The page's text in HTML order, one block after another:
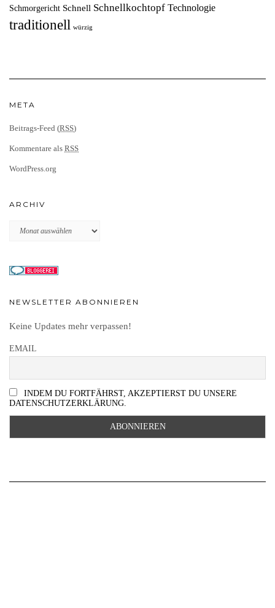
Schmorgericht Schnell Schnellkochtopf Technologie
traditionell würzig
META
Beitrags-Feed (RSS)
Kommentare als RSS
WordPress.org
ARCHIV
Archiv
NEWSLETTER ABONNIEREN
Keine Updates mehr verpassen!
EMAIL
INDEM DU FORTFÄHRST, AKZEPTIERST DU UNSERE
DATENSCHUTZERKLÄRUNG.